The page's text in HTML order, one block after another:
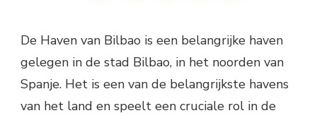
De Haven van Bilbao is een belangrijke haven
gelegen in de stad Bilbao, in het noorden van
Spanje. Het is een van de belangrijkste havens
van het land en speelt een cruciale rol in de